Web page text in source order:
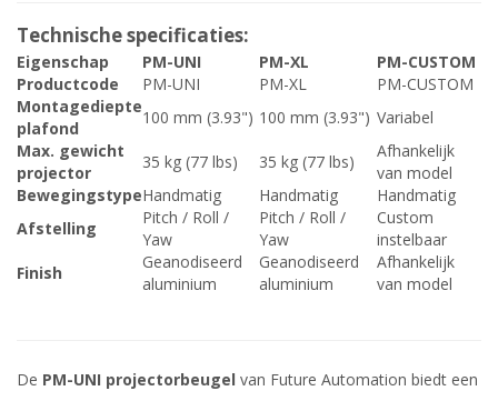
Technische specificaties:
Eigenschap PM-UNI PM-XL
PM-CUSTOM
Productcode
PM-UNI PM-XL
PM-CUSTOM
Montagediepte
plafond
100 mm (3.93") 100 mm (3.93") Variabel
Max. gewicht
projector
35 kg (77 lbs) 35 kg (77 lbs)
Afhankelijk
van model
BewegingstypeHandmatig Handmatig
Handmatig
Afstelling
Pitch / Roll /
Yaw
Pitch / Roll /
Yaw
Custom
instelbaar
Finish
Geanodiseerd
aluminium
Geanodiseerd
aluminium
Afhankelijk
van model
De PM-UNI projectorbeugel van Future Automation biedt een